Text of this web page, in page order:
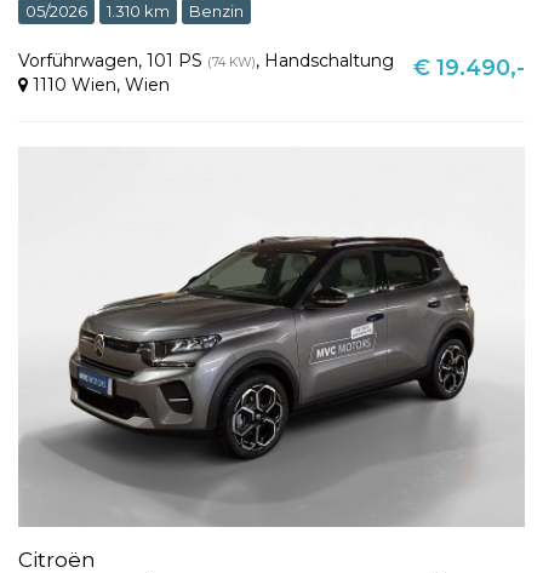
05/2026 1.310 km Benzin
Vorführwagen, 101 PS (74 KW), Handschaltung
1110 Wien, Wien
€ 19.490,-
Citroën